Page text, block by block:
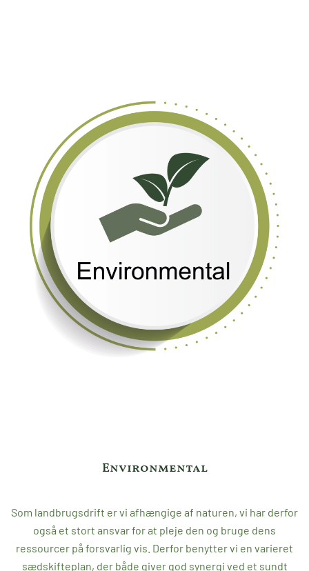
Environmental
Som landbrugsdrift er vi afhængige af naturen, vi har derfor
også et stort ansvar for at pleje den og bruge dens
ressourcer på forsvarlig vis. Derfor benytter vi en varieret
sædskifteplan, der både giver god synergi ved et sundt